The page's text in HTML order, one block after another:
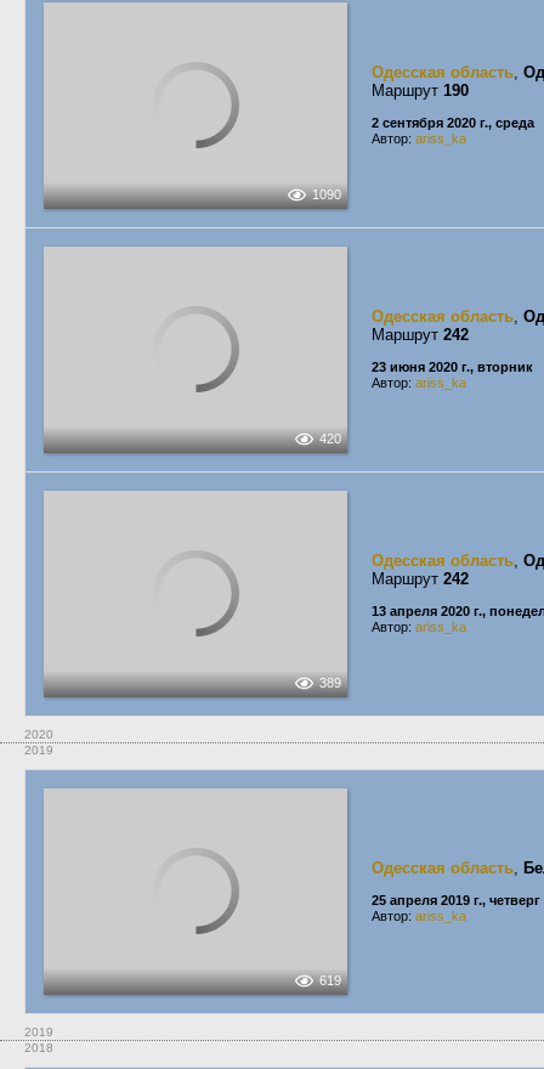
1090
Одесская область,
Маршрут 190
2 сентября 2020 г., среда
Автор: ariss_ka
420
Одесская область,
Маршрут 242
23 июня 2020 г., вторник
Автор: ariss_ka
389
Одесская область,
Маршрут 242
13 апреля 2020 г.,
Автор: ariss_ka
2020
2019
619
Одесская область,
25 апреля 2019 г., четверг
Автор: ariss_ka
2019
2018